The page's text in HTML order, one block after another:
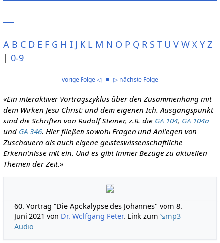
A B C D E F G H I J K L M N O P Q R S T U V W X Y Z
| 0-9
vorige Folge ◁ ■ ▷ nächste Folge
«Ein interaktiver Vortragszyklus über den Zusammenhang mit
dem Wirken Jesu Christi und dem eigenen Ich. Ausgangspunkt
sind die Schriften von Rudolf Steiner, z.B. die GA 104, GA 104a
und GA 346. Hier fließen sowohl Fragen und Anliegen von
Zuschauern als auch eigene geisteswissenschaftliche
Erkenntnisse mit ein. Und es gibt immer Bezüge zu aktuellen
Themen der Zeit.»
60. Vortrag "Die Apokalypse des Johannes" vom 8.
Juni 2021 von Dr. Wolfgang Peter. Link zum↘mp3
Audio